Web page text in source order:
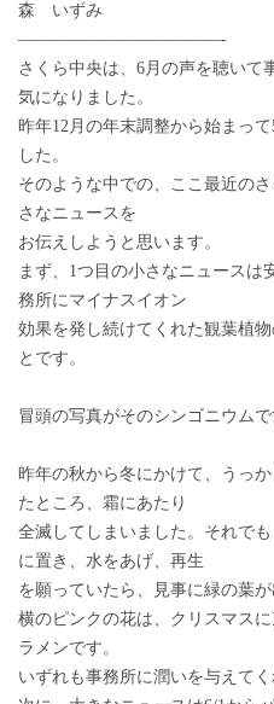
森 いずみ
————————————-
さくら中央は、6月の声を聴いて
気になりました。
昨年12月の年末調整から始まっ
した。
そのような中での、ここ最近の
さなニュースを
お伝えしようと思います。
まず、1つ目の小さなニュースは
務所にマイナスイオン
効果を発し続けてくれた観葉植
とです。
冒頭の写真がそのシンゴニウムで
昨年の秋から冬にかけて、うっ
たところ、霜にあたり
全滅してしまいました。それで
に置き、水をあげ、再生
を願っていたら、見事に緑の葉が
横のピンクの花は、クリスマス
ラメンです。
いずれも事務所に潤いを与えてく